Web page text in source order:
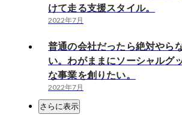
けて走る支援スタイル。
2022年7月
普通の会社だったら絶対やら
い。わがままにソーシャルグ
な事業を創りたい。
2022年7月
さらに表示